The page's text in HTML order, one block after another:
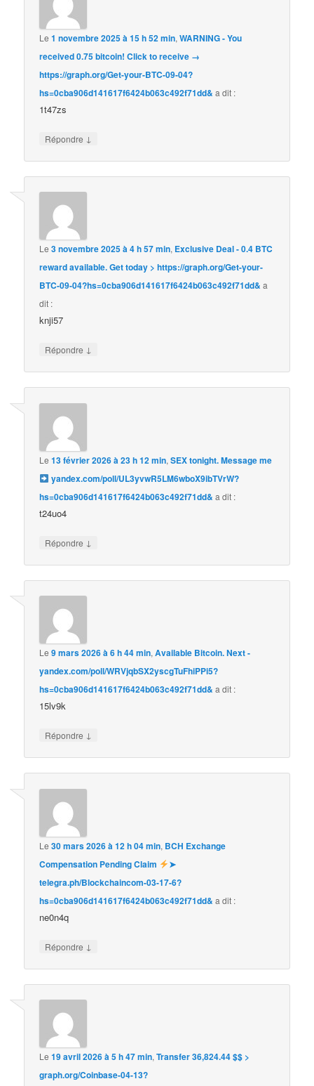
Le1 novembre 2025 à 15 h 52 min,WARNING - You
received 0.75 bitcoin! Click to receive →
https://graph.org/Get-your-BTC-09-04?
hs=0cba906d141617f6424b063c492f71dd& a dit :
1t47zs
Répondre ↓
Le3 novembre 2025 à 4 h 57 min, Exclusive Deal - 0.4 BTC
reward available. Get today > https://graph.org/Get-your-
BTC-09-04?hs=0cba906d141617f6424b063c492f71dd& a
dit :
knji57
Répondre ↓
Le13 février 2026 à 23 h 12 min,SEX tonight. Message me
yandex.com/poll/UL3yvwR5LM6wboX9ibTVrW?
hs=0cba906d141617f6424b063c492f71dd& a dit :
t24uo4
Répondre ↓
Le9 mars 2026 à 6 h 44 min,Available Bitcoin. Next -
yandex.com/poll/WRVjqbSX2yscgTuFhiPPi5?
hs=0cba906d141617f6424b063c492f71dd& a dit :
15lv9k
Répondre ↓
Le30 mars 2026 à 12 h 04 min, BCH Exchange
Compensation Pending Claim
➤
telegra.ph/Blockchaincom-03-17-6?
hs=0cba906d141617f6424b063c492f71dd& a dit :
ne0n4q
Répondre ↓
Le19 avril 2026 à 5 h 47 min,Transfer 36,824.44 $$ >
graph.org/Coinbase-04-13?